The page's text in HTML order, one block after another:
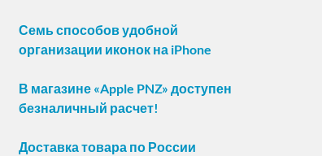
Семь способов удобной
организации иконок на iPhone
В магазине «Apple PNZ» доступен
безналичный расчет!
Доставка товара по России